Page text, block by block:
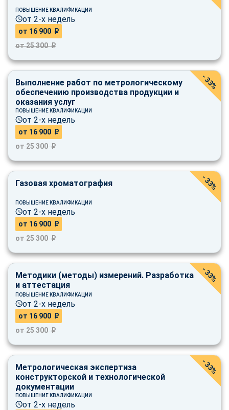
ПОВЫШЕНИЕ КВАЛИФИКАЦИИ
от 2-х недель
от 16 900 ₽
от 25 300 ₽
Выполнение работ по метрологическому
обеспечению производства продукции и
оказания услуг
ПОВЫШЕНИЕ КВАЛИФИКАЦИИ
от 2-х недель
от 16 900 ₽
от 25 300 ₽
- 33%
Газовая хроматография
ПОВЫШЕНИЕ КВАЛИФИКАЦИИ
от 2-х недель
от 16 900 ₽
от 25 300 ₽
- 33%
Методики (методы) измерений. Разработка
и аттестация
ПОВЫШЕНИЕ КВАЛИФИКАЦИИ
от 2-х недель
от 16 900 ₽
от 25 300 ₽
- 33%
Метрологическая экспертиза
конструкторской и технологической
документации
ПОВЫШЕНИЕ КВАЛИФИКАЦИИ
от 2-х недель
- 33%